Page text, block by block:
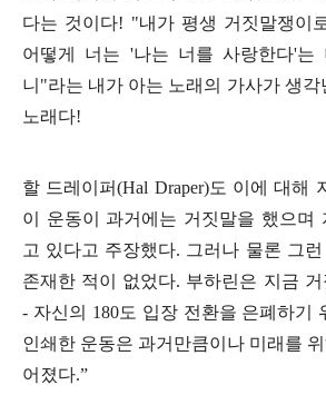
다는 것이다! "내가 평생 거짓말쟁이
어떻게 너는 '나는 너를 사랑한다'는
니 "라는 내가 아는 노래의 가사가 생각
노래다!
할 드레이퍼(Hal Draper)도 이에 대해
이 운동이 과거에는 거짓말을 했으며
고 있다고 주장했다. 그러나 물론 그
존재한 적이 없었다. 부하린은 지금
- 자신의 180도 입장 전환을 은폐하기
인쇄한 운동은 과거만큼이나 미래를
어졌다.”